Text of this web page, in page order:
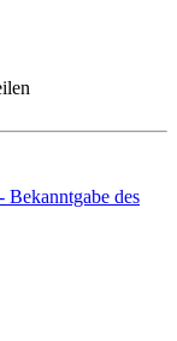
Bekanntgabe des